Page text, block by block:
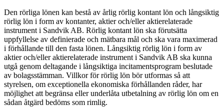
Den rörliga lönen kan bestå av årlig rörlig kontant lön och långsiktig
rörlig lön i form av kontanter, aktier och/eller aktierelaterade
instrument i Sandvik AB. Rörlig kontant lön ska förutsätta
uppfyllelse av definierade och mätbara mål och ska vara maximerad
i förhållande till den fasta lönen. Långsiktig rörlig lön i form av
aktier och/eller aktierelaterade instrument i Sandvik AB ska kunna
utgå genom deltagande i långsiktiga incitamentsprogram beslutade
av bolagsstämman. Villkor för rörlig lön bör utformas så att
styrelsen, om exceptionella ekonomiska förhållanden råder, har
möjlighet att begränsa eller underlåta utbetalning av rörlig lön om en
sådan åtgärd bedöms som rimlig.